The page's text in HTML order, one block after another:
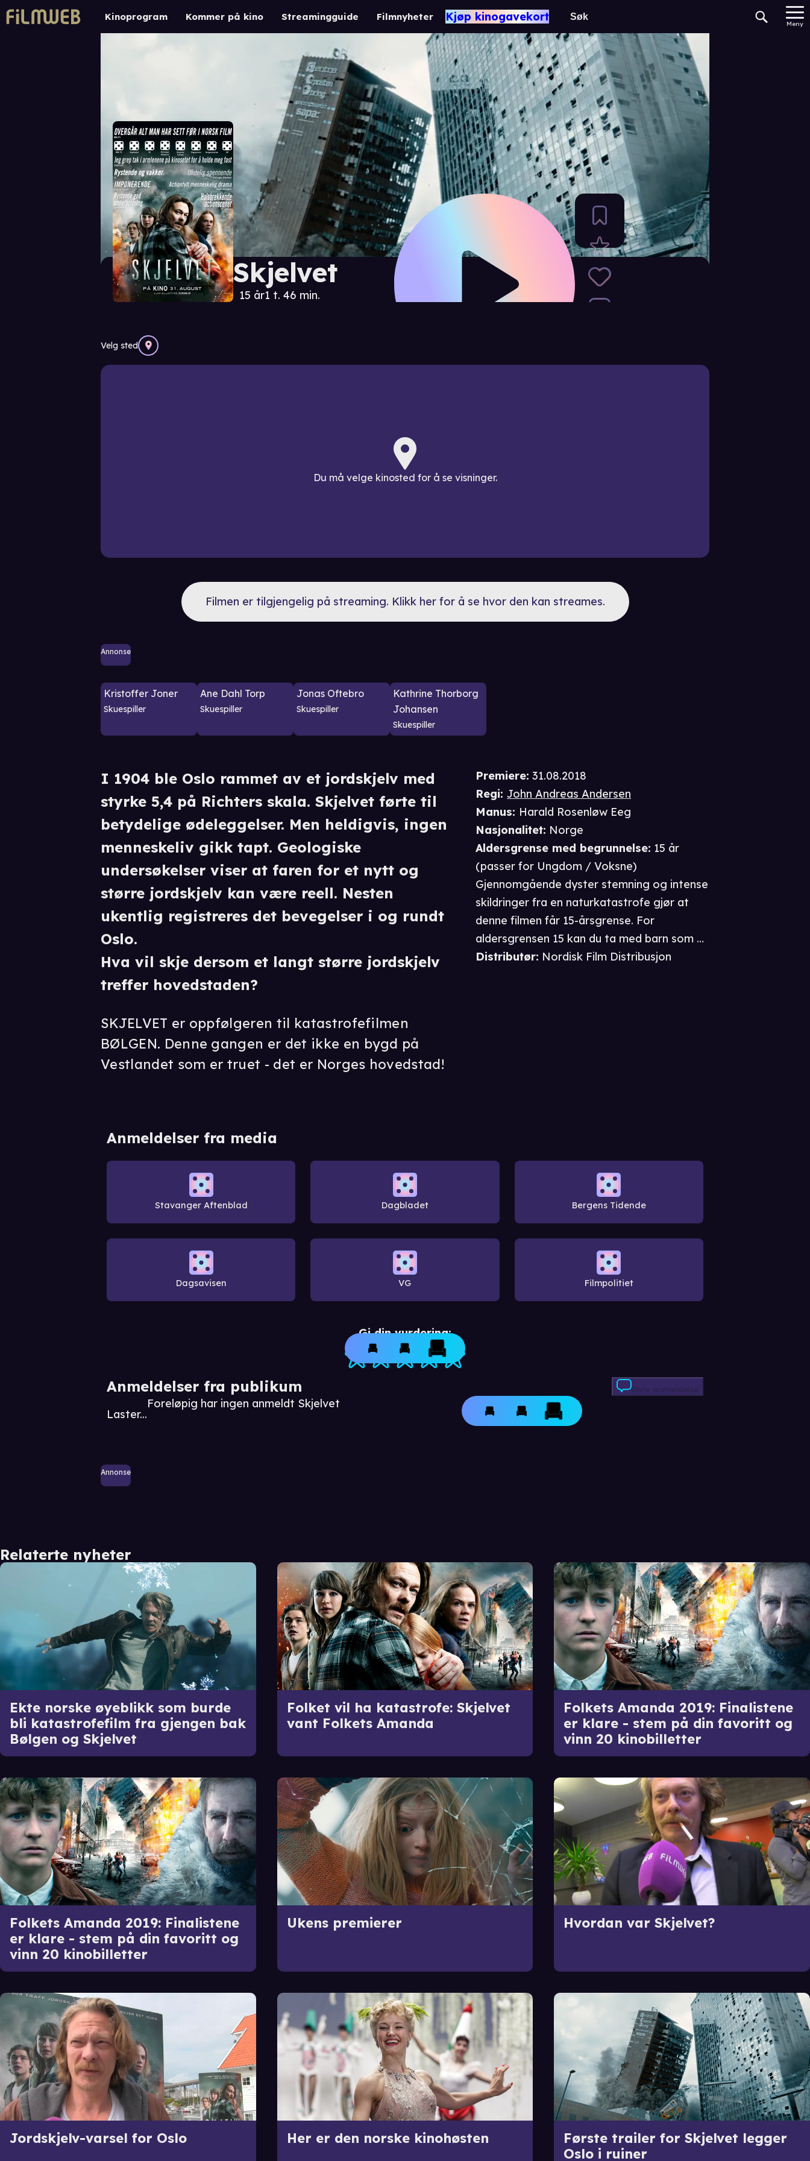
Kinoprogram Kommer på kino Streamingguide Filmnyheter Kjøp kinogavekort
Meny
Skjelvet
15 år1 t. 46 min.
Velg sted
Du må velge kinosted for å se visninger.
Filmen er tilgjengelig på streaming. Klikk her for å se hvor den kan streames.
Annonse
Kristoffer Joner
Skuespiller
Ane Dahl Torp
Skuespiller
Jonas Oftebro
Skuespiller
Kathrine Thorborg
Johansen
Skuespiller
Anmeldelser fra media
Stavanger Aftenblad Dagbladet Bergens Tidende
Dagsavisen VG Filmpolitiet
Gi din vurdering:
Anmeldelser fra publikum
Laster...
Foreløpig har ingen anmeldt Skjelvet
Skriv anmeldelse
Annonse
Premiere: 31.08.2018
Regi:John Andreas Andersen
Manus: Harald Rosenløw Eeg
Nasjonalitet: Norge
Aldersgrense med begrunnelse: 15 år
(passer for Ungdom / Voksne)
Gjennomgående dyster stemning og intense
skildringer fra en naturkatastrofe gjør at
denne filmen får 15-årsgrense. For
aldersgrensen 15 kan du ta med barn som er
inntil tre år yngre.
Distributør: Nordisk Film Distribusjon
I 1904 ble Oslo rammet av et jordskjelv med
styrke 5,4 på Richters skala. Skjelvet førte til
betydelige ødeleggelser. Men heldigvis, ingen
menneskeliv gikk tapt. Geologiske
undersøkelser viser at faren for et nytt og
større jordskjelv kan være reell. Nesten
ukentlig registreres det bevegelser i og rundt
Oslo.
Hva vil skje dersom et langt større jordskjelv
treffer hovedstaden?
SKJELVET er oppfølgeren til katastrofefilmen
BØLGEN. Denne gangen er det ikke en bygd på
Vestlandet som er truet - det er Norges hovedstad!
Relaterte nyheter
Ekte norske øyeblikk som burde
bli katastrofefilm fra gjengen bak
Bølgen og Skjelvet
Folket vil ha katastrofe: Skjelvet
vant Folkets Amanda
Folkets Amanda 2019: Finalistene
er klare - stem på din favoritt og
vinn 20 kinobilletter
Folkets Amanda 2019: Finalistene
er klare - stem på din favoritt og
vinn 20 kinobilletter
Ukens premierer Hvordan var Skjelvet?
Jordskjelv-varsel for Oslo Her er den norske kinohøsten
Første trailer for Skjelvet legger
Oslo i ruiner